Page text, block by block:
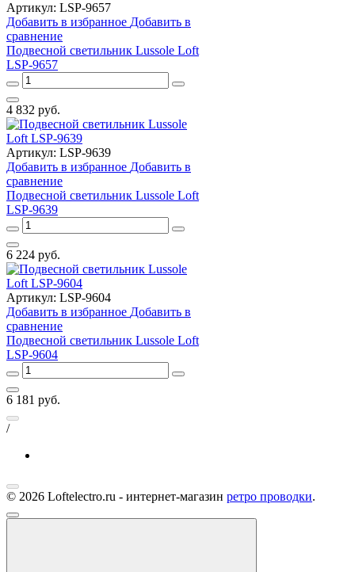
Артикул: LSP-9657
Добавить в избранное Добавить в
сравнение
Подвесной светильник Lussole Loft
LSP-9657
4 832 руб.
Артикул: LSP-9639
Добавить в избранное Добавить в
сравнение
Подвесной светильник Lussole Loft
LSP-9639
6 224 руб.
Артикул: LSP-9604
Добавить в избранное Добавить в
сравнение
Подвесной светильник Lussole Loft
LSP-9604
6 181 руб.
/
© 2026 Loftelectro.ru - интернет-магазин ретро проводки.